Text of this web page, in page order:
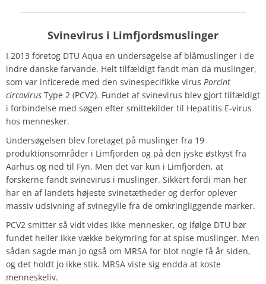
Svinevirus i Limfjordsmuslinger
I 2013 foretog DTU Aqua en undersøgelse af blåmuslinger i de
indre danske farvande. Helt tilfældigt fandt man da muslinger,
som var inficerede med den svinespecifikke virus Porcint
circovirus Type 2 (PCV2). Fundet af svinevirus blev gjort tilfældigt
i forbindelse med søgen efter smittekilder til Hepatitis E-virus
hos mennesker.
Undersøgelsen blev foretaget på muslinger fra 19
produktionsområder i Limfjorden og på den jyske østkyst fra
Aarhus og ned til Fyn. Men det var kun i Limfjorden, at
forskerne fandt svinevirus i muslinger. Sikkert fordi man her
har en af landets højeste svinetætheder og derfor oplever
massiv udsivning af svinegylle fra de omkringliggende marker.
PCV2 smitter så vidt vides ikke mennesker, og ifølge DTU bør
fundet heller ikke vække bekymring for at spise muslinger. Men
sådan sagde man jo også om MRSA for blot nogle få år siden,
og det holdt jo ikke stik. MRSA viste sig endda at koste
menneskeliv.